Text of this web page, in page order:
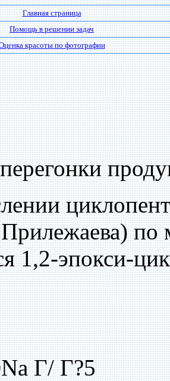
Главная страница
Помощь в решении задач
красоты по фотографии
по
1,2-эпокси-
Г/ Г?5